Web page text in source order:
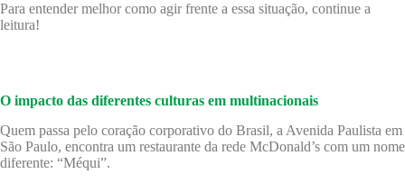
Para entender melhor como agir frente a essa situação, continue a
leitura!
O impacto das diferentes culturas em multinacionais
Quem passa pelo coração corporativo do Brasil, a Avenida Paulista em
São Paulo, encontra um restaurante da rede McDonald’s com um nome
diferente: “Méqui”.